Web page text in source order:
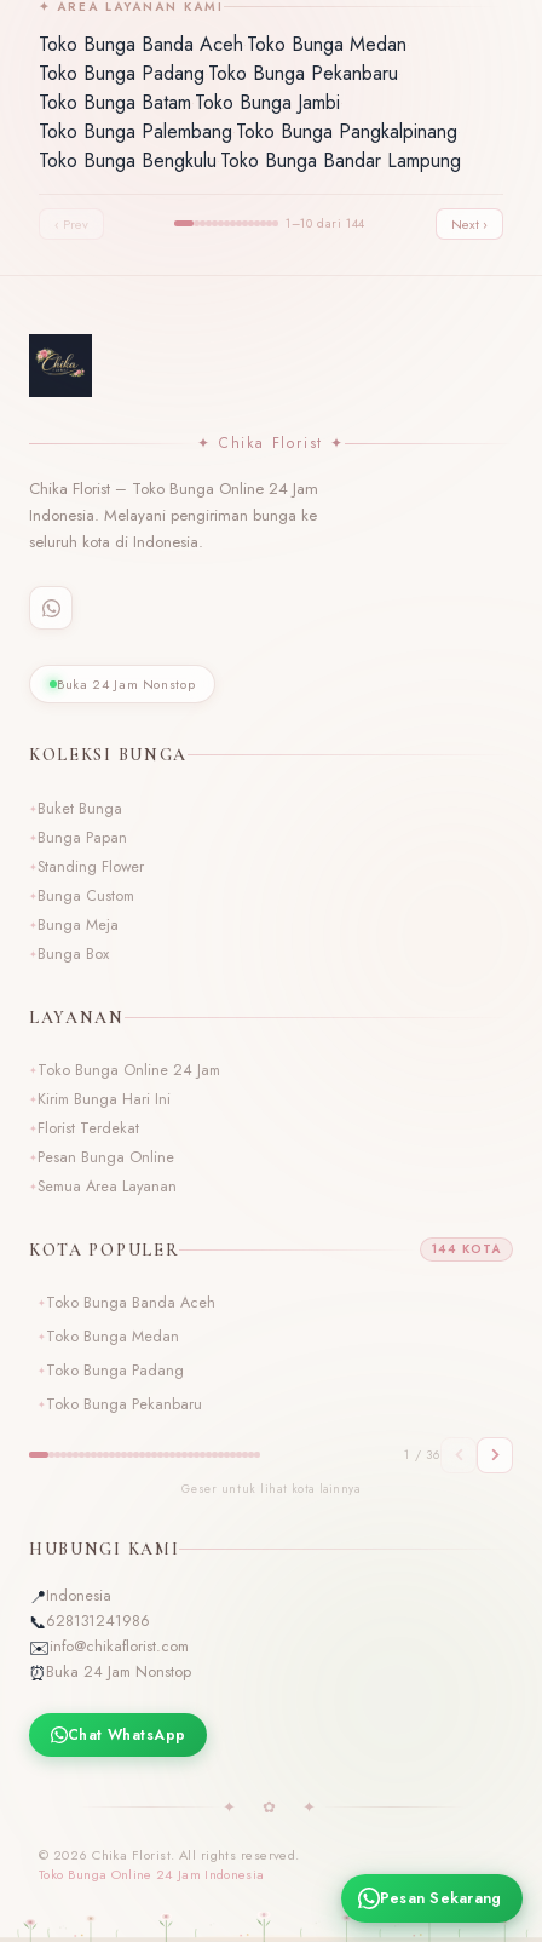
✦ AREA LAYANAN KAMI
Toko Bunga Banda Aceh Toko Bunga Medan
Toko Bunga Padang Toko Bunga Pekanbaru
Toko Bunga Batam Toko Bunga Jambi
Toko Bunga Palembang Toko Bunga Pangkalpinang
Toko Bunga Bengkulu Toko Bunga Bandar Lampung
‹ Prev 1–10 dari 144 Next ›
✦ Chika Florist ✦
Chika Florist – Toko Bunga Online 24 Jam
Indonesia. Melayani pengiriman bunga ke
seluruh kota di Indonesia.
Buka 24 Jam Nonstop
KOLEKSI BUNGA
Buket Bunga
Bunga Papan
Standing Flower
Bunga Custom
Bunga Meja
Bunga Box
LAYANAN
Toko Bunga Online 24 Jam
Kirim Bunga Hari Ini
Florist Terdekat
Pesan Bunga Online
Semua Area Layanan
KOTA POPULER 144 KOTA
Toko Bunga Banda Aceh
Toko Bunga Medan
Toko Bunga Padang
Toko Bunga Pekanbaru
1 / 36
Geser untuk lihat kota lainnya
HUBUNGI KAMI
📍Indonesia
📞628131241986
✉️info@chikaflorist.com
⏰Buka 24 Jam Nonstop
Chat WhatsApp
✦ ✿ ✦
© 2026 Chika Florist. All rights reserved.
Toko Bunga Online 24 Jam Indonesia
Pesan Sekarang